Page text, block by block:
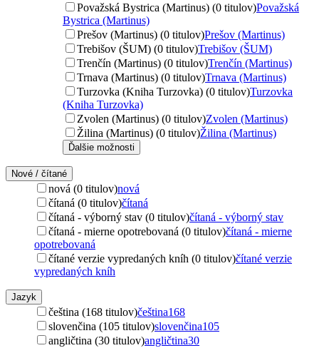
Považská Bystrica (Martinus) (0 titulov)Považská
Bystrica (Martinus)
Prešov (Martinus) (0 titulov)Prešov (Martinus)
Trebišov (ŠUM) (0 titulov)Trebišov (ŠUM)
Trenčín (Martinus) (0 titulov)Trenčín (Martinus)
Trnava (Martinus) (0 titulov)Trnava (Martinus)
Turzovka (Kniha Turzovka) (0 titulov)Turzovka
(Kniha Turzovka)
Zvolen (Martinus) (0 titulov)Zvolen (Martinus)
Žilina (Martinus) (0 titulov)Žilina (Martinus)
Ďalšie možnosti
Nové / čítané
nová (0 titulov)nová
čítaná (0 titulov)čítaná
čítaná - výborný stav (0 titulov)čítaná - výborný stav
čítaná - mierne opotrebovaná (0 titulov)čítaná - mierne
opotrebovaná
čítané verzie vypredaných kníh (0 titulov)čítané verzie
vypredaných kníh
Jazyk
čeština (168 titulov)čeština168
slovenčina (105 titulov)slovenčina105
angličtina (30 titulov)angličtina30